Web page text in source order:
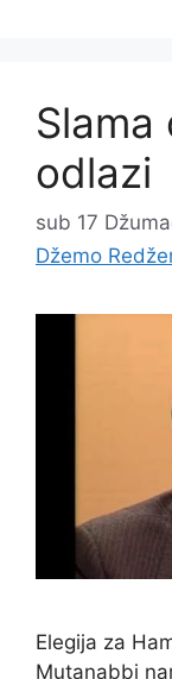
odlazi
sub 17
Džemo
Elegija za
Mutanabbi